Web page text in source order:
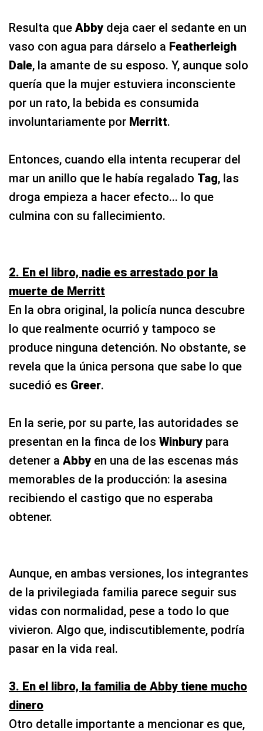
Resulta que Abby deja caer el sedante en un
vaso con agua para dárselo a Featherleigh
Dale, la amante de su esposo. Y, aunque solo
quería que la mujer estuviera inconsciente
por un rato, la bebida es consumida
involuntariamente por Merritt.
Entonces, cuando ella intenta recuperar del
mar un anillo que le había regalado Tag, las
droga empieza a hacer efecto... lo que
culmina con su fallecimiento.
2. En el libro, nadie es arrestado por la
muerte de Merritt
En la obra original, la policía nunca descubre
lo que realmente ocurrió y tampoco se
produce ninguna detención. No obstante, se
revela que la única persona que sabe lo que
sucedió es Greer.
En la serie, por su parte, las autoridades se
presentan en la finca de los Winbury para
detener a Abby en una de las escenas más
memorables de la producción: la asesina
recibiendo el castigo que no esperaba
obtener.
Aunque, en ambas versiones, los integrantes
de la privilegiada familia parece seguir sus
vidas con normalidad, pese a todo lo que
vivieron. Algo que, indiscutiblemente, podría
pasar en la vida real.
3. En el libro, la familia de Abby tiene mucho
dinero
Otro detalle importante a mencionar es que,